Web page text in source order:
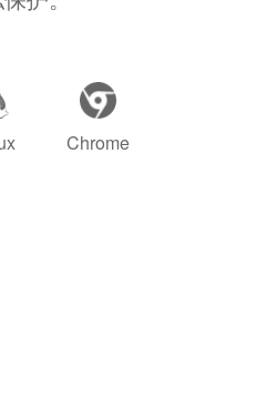
Chrome